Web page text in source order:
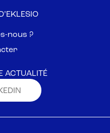
nous ?
ACTUALITÉ